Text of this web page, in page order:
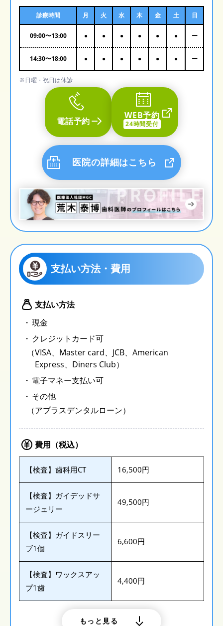
診療時間 月 火 水 木 金 土 日
09:00〜13:00 ● ● ● ● ● ● ー
14:30〜18:00 ● ● ● ● ● ● ー
※日曜・祝日は休診
電話予約
WEB予約
24時間受付
医院の詳細はこちら
支払い方法・費用
支払い方法
現金
クレジットカード可
（VISA、Master card、JCB、American
Express、Diners Club）
電子マネー支払い可
その他
（アプラスデンタルローン）
費用（税込）
【検査】歯科用CT 16,500円
【検査】ガイデッドサ
ージェリー
49,500円
【検査】ガイドスリー
ブ1個
6,600円
【検査】ワックスアッ
プ1歯
4,400円
もっと見る